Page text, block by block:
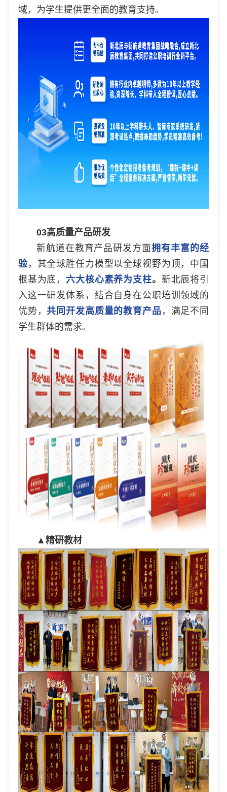
域，为学生提供更全面的教育支持。
03高质量产品研发
新航道在教育产品研发方面拥有丰富的经
验 ，其全球胜任力模型以全球视野为顶，中国
根基为底， 六大核心素养为支柱。 新北辰将引
入这一研发体系，结合自身在公职培训领域的
优势，共同开发高质量的教育产品 ，满足不同
学生群体的需求。
▲精研教材